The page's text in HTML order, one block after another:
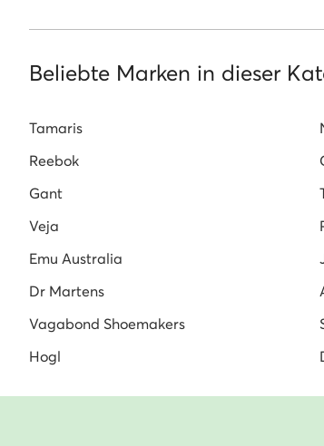
New Balance Damen 574
Beliebte Marken in dieser
Tamaris
Reebok
Gant
Veja
Emu Australia
Dr Martens
Vagabond Shoemakers
Hogl